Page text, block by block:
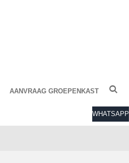
AANVRAAG GROEPENKAST
WHATSAPP